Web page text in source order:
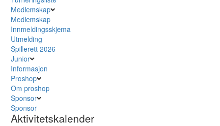
Medlemskap
Medlemskap
Innmeldingsskjema
Utmelding
Spillerett 2026
Junior
Informasjon
Proshop
Om proshop
Sponsor
Sponsor
Aktivitetskalender